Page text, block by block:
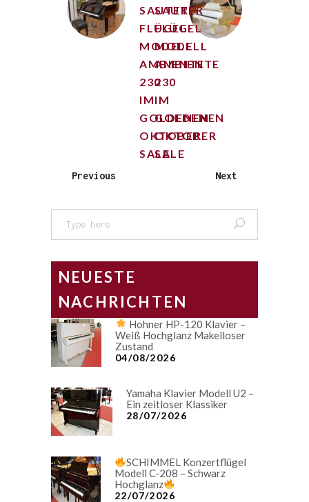
SAUTER
FLÜGEL
MODELL
AMBIENTE
230
IM
GOLDENEN
OKTOBER
SALE
Previous
SAUTER
FLÜGEL
MODELL
AMBIENTE
230
IM
GOLDENEN
OKTOBER
SALE
Next
NEUESTE
NACHRICHTEN
Hohner HP-120 Klavier –
Weiß Hochglanz Makelloser
Zustand
04/08/2026
Yamaha Klavier Modell U2 –
Ein zeitloser Klassiker
28/07/2026
SCHIMMEL Konzertflügel
Modell C-208 – Schwarz
Hochglanz
22/07/2026